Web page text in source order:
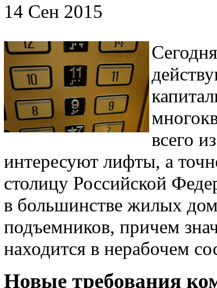
14 Сен 2015
всего
интересуют лифты, а
столицу Российской
в большинстве жилых
подъемников, причем
находится в нерабочем
Новые требования